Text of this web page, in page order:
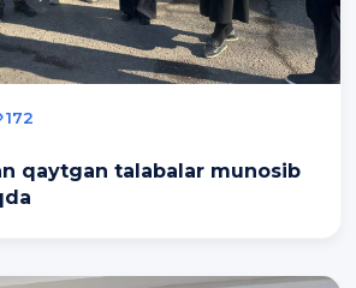
172
qaytgan talabalar munosib